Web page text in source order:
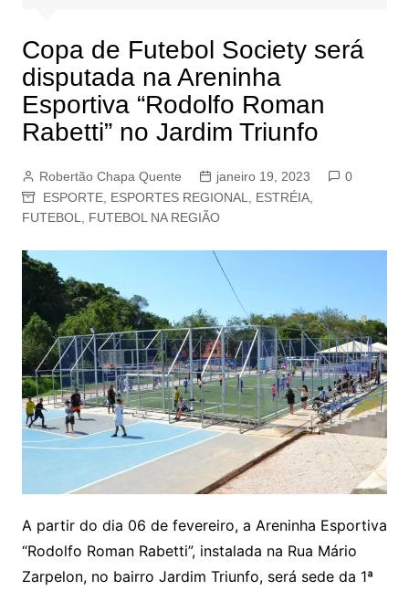
Copa de Futebol Society será
disputada na Areninha
Esportiva “Rodolfo Roman
Rabetti” no Jardim Triunfo
Robertão Chapa Quente janeiro 19, 2023
0
ESPORTE, ESPORTES REGIONAL ESTRÉIA,
FUTEBOL
FUTEBOL NA REGIÃO
A partir do dia 06 de fevereiro, a Areninha Esportiva
“Rodolfo Roman Rabetti”, instalada na Rua Mário
Zarpelon, no bairro Jardim Triunfo, será sede da 1ª